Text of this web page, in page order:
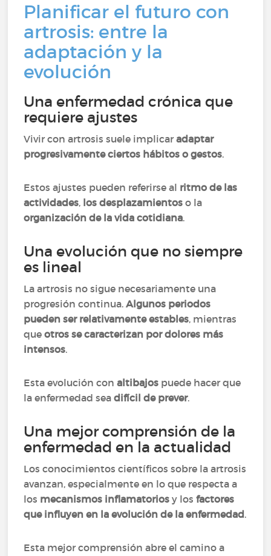
Planificar el futuro con
artrosis: entre la
adaptación y la
evolución
Una enfermedad crónica que
requiere ajustes
Vivir con artrosis suele implicaradaptar
progresivamente ciertos hábitos o gestos.
Estos ajustes pueden referirse al ritmo de las
actividades, los desplazamientos o la
organización de la vida cotidiana.
Una evolución que no siempre
es lineal
La artrosis no sigue necesariamente una
progresión continua.Algunos periodos
pueden ser relativamente estables, mientras
queotros se caracterizan por dolores más
intensos.
Esta evolución conaltibajos puede hacer que
la enfermedad seadifícil de prever.
Una mejor comprensión de la
enfermedad en la actualidad
Los conocimientos científicos sobre la artrosis
avanzan, especialmente en lo que respecta a
los mecanismos inflamatorios y losfactores
que influyen en la evolución de la enfermedad.
Esta mejor comprensión abre el camino a